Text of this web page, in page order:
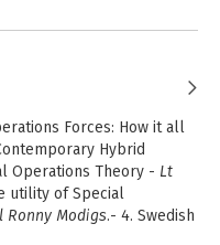
Forces: How it all
Hybrid
Operations Theory - Lt
utility of Special
Ronny Modigs.- 4. Swedish